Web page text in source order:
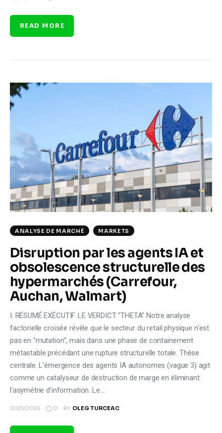
READ MORE
ANALYSE DE MARCHÉ MARKETS
Disruption par les agents IA et
obsolescence structurelle des
hypermarchés (Carrefour,
Auchan, Walmart)
I. RÉSUMÉ EXÉCUTIF. LE VERDICT "THETA" Notre analyse
factorielle croisée révèle que le secteur du retail physique n'est
pas en "mutation", mais dans une phase de containement
métastable précédant une rupture structurelle totale. Thèse
centrale. L'émergence des agents IA autonomes (vague 3) agit
comme un catalyseur de destruction de marge en éliminant
l'asymétrie d'information. Le…
12/25/2025 0 BY OLEG TURCEAC